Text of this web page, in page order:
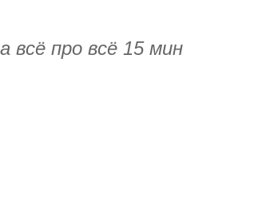
всё про всё 15 мин